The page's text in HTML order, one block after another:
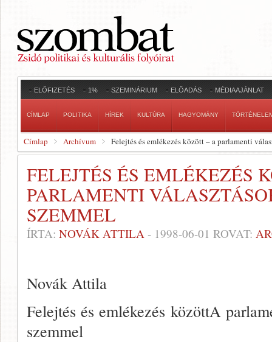
ELŐFIZETÉS 1% SZEMINÁRIUM ELŐADÁS MÉDIAAJÁNLAT
CÍMLAP POLITIKA HÍREK KULTÚRA HAGYOMÁNY
Címlap Archívum Felejtés és emlékezés között – a parlamenti
FELEJTÉS ÉS EMLÉKEZÉS
PARLAMENTI
SZEMMEL
ÍRTA: NOVÁK ATTILA - 1998-06-01 ROVAT:
Novák Attila
Felejtés és emlékezés közöttA
szemmel